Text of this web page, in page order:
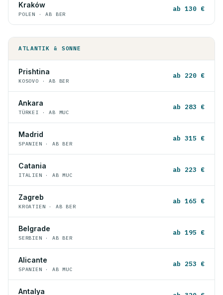
Kraków
POLEN · AB BER
ab 130 €
ATLANTIK & SONNE
Prishtina
KOSOVO · AB BER
ab 220 €
Ankara
TÜRKEI · AB MUC
ab 283 €
Madrid
SPANIEN · AB BER
ab 315 €
Catania
ITALIEN · AB MUC
ab 223 €
Zagreb
KROATIEN · AB BER
ab 165 €
Belgrade
SERBIEN · AB BER
ab 195 €
Alicante
SPANIEN · AB MUC
ab 253 €
Antalya